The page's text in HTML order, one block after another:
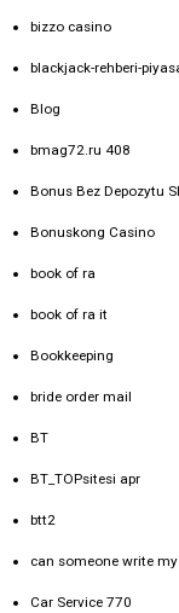
bizzo casino
blackjack-rehberi-
Blog
bmag72.ru 408
Bonus Bez Depozytu
Bonuskong Casino
book of ra
book of ra it
Bookkeeping
bride order mail
BT
BT_TOPsitesi apr
btt2
can someone write
Car Service 770